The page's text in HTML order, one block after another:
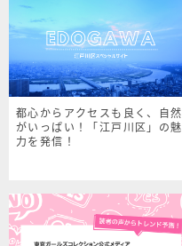
都心からアクセスも良く、自然
がいっぱい！「江戸川区」の魅
力を発信！